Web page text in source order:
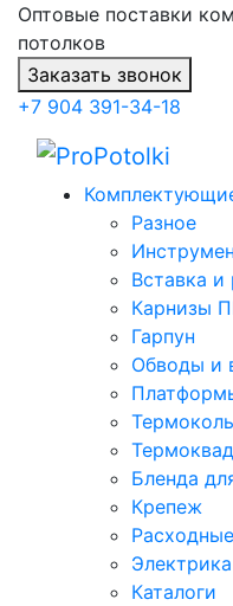
Оптовые поставки
потолков
Заказать звонок
+7 904 391-34-18
Разное
Вставка и
Карнизы
Гарпун
Обводы и
Бленда
Крепеж
Электрика
Каталоги